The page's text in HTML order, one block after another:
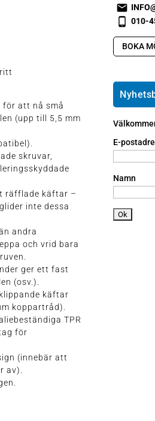
för att nå små
(upp till 5,5 mm
skruvar,
räfflade käftar –
inte dessa
andra
och vrid bara
ger ett fast
(osv.).
käftar
koppartråd).
TPR
för
(innebär att
av).
s
m
t2
o
e
ic
o
s
m
t1
e
ai
ic
o
n
s
m
t2
h
o
n
e
a
n
dr
oi
d
ic
o
n
010-
BOKA
E-
Namn